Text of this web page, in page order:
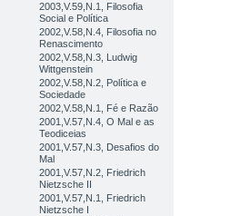
2003,V.59,N.1, Filosofia
Social e Política
2002,V.58,N.4, Filosofia no
Renascimento
2002,V.58,N.3, Ludwig
Wittgenstein
2002,V.58,N.2, Política e
Sociedade
2002,V.58,N.1, Fé e Razão
2001,V.57,N.4, O Mal e as
Teodiceias
2001,V.57,N.3, Desafios do
Mal
2001,V.57,N.2, Friedrich
Nietzsche II
2001,V.57,N.1, Friedrich
Nietzsche I